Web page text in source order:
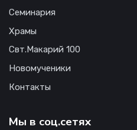
Семинария
Храмы
Свт.Макарий 100
Новомученики
Контакты
Мы в соц.сетях